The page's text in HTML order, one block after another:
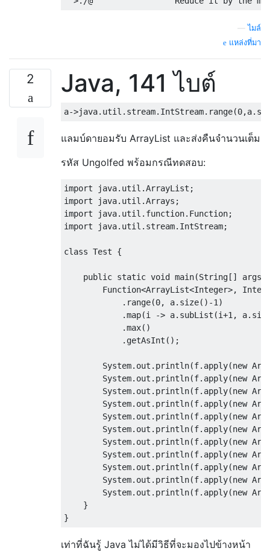
—ไมล์
แหล่งที่มา
2 Java, 141 ไบต์
แลมบ์ดายอมรับ ArrayList และส่งคืนจำนวนเต็ม
รหัส Ungolfed พร้อมกรณีทดสอบ:
import java.util.ArrayList;
import java.util.Arrays;
import java.util.function.Function;
import java.util.stream.IntStream;
class Test {
public static void main(String[] args)
Function<ArrayList<Integer>,
            .range(0, a.size()-1)
.map(i -> a.subList(i+1,
            .max()
            .getAsInt();
System.out.println(f.apply(new
System.out.println(f.apply(new
System.out.println(f.apply(new
System.out.println(f.apply(new
System.out.println(f.apply(new
System.out.println(f.apply(new
System.out.println(f.apply(new
System.out.println(f.apply(new
System.out.println(f.apply(new
System.out.println(f.apply(new
System.out.println(f.apply(new
    }
เท่าที่ฉันรู้ Java ไม่ได้มีวิธีที่จะมองไปข้างหน้า